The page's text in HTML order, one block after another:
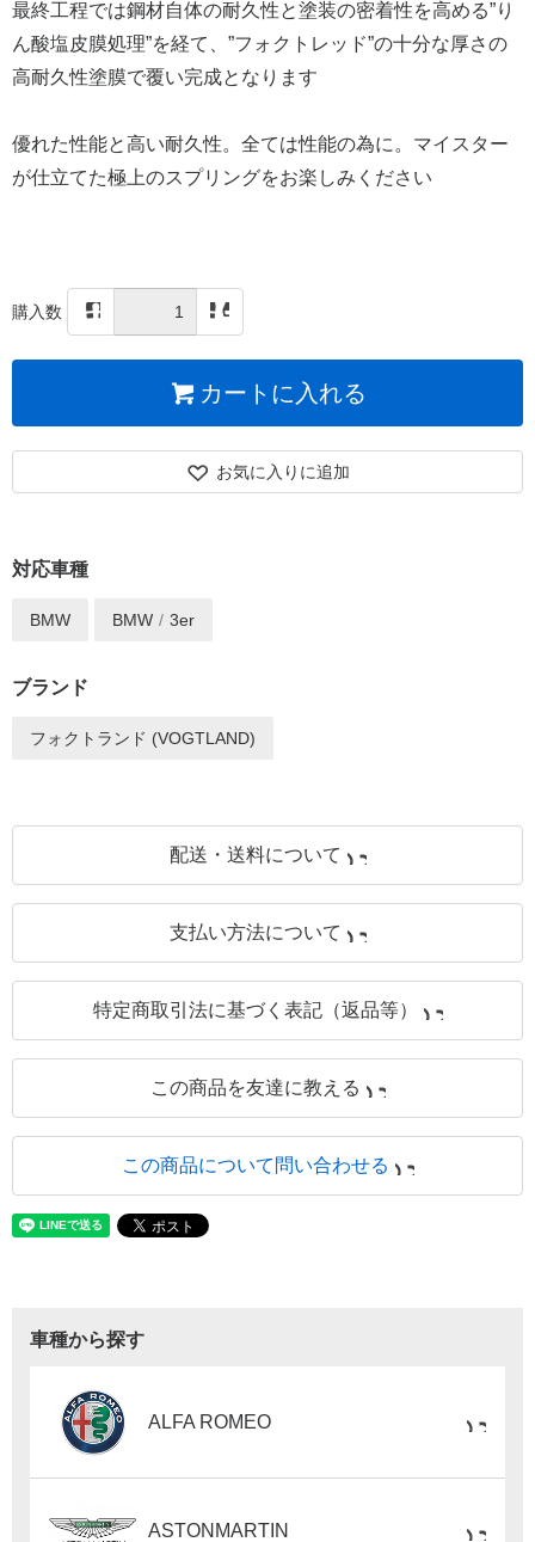
最終工程では鋼材自体の耐久性と塗装の密着性を高める”り
ん酸塩皮膜処理”を経て、”フォクトレッド”の十分な厚さの
高耐久性塗膜で覆い完成となります
優れた性能と高い耐久性。全ては性能の為に。マイスター
が仕立てた極上のスプリングをお楽しみください
購入数
カートに入れる
お気に入りに追加
対応車種
BMW BMW 3er
ブランド
フォクトランド (VOGTLAND)
配送・送料について
支払い方法について
特定商取引法に基づく表記（返品等）
この商品を友達に教える
この商品について問い合わせる
車種から探す
ALFA ROMEO
ASTONMARTIN